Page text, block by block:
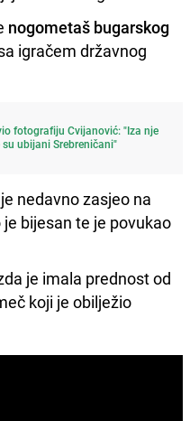
nogometaš bugarskog
igračem državnog
fotografiju Cvijanović: "Iza nje
ubijani Srebreničani"
nedavno zasjeo na
bijesan te je povukao
je imala prednost od
koji je obilježio